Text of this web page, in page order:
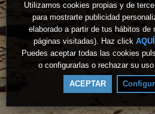
Utilizamos cookies propias y de
para mostrarte publicidad
elaborado a partir de tus hábitos de
páginas visitadas). Haz click AQUÍ
Puedes aceptar todas las cookies
o configurarlas o rechazar su
ACEPTAR